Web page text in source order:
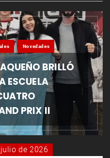
Novedades
BRILLÓ
ESCUELA
PRIX II
de 2026